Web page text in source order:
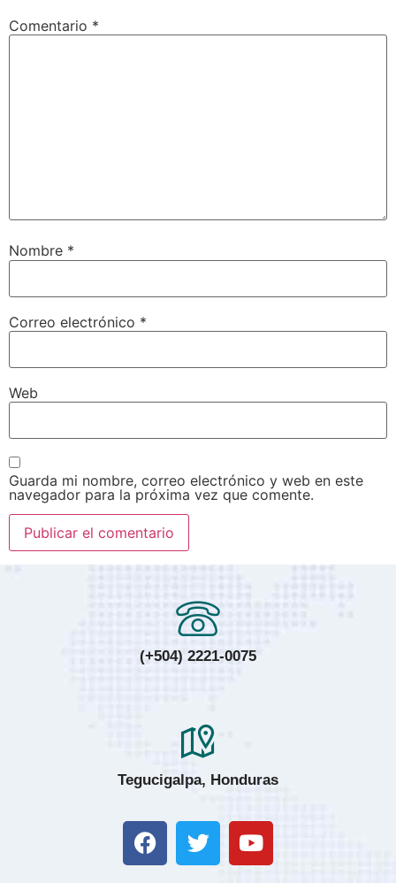
Comentario *
Nombre *
Correo electrónico *
Web
Guarda mi nombre, correo electrónico y web en este
navegador para la próxima vez que comente.
(+504) 2221-0075
Tegucigalpa, Honduras